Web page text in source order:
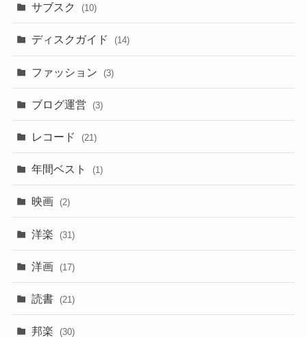
サブスク (10)
ディスクガイド (14)
ファッション (3)
ブログ運営 (3)
レコード (21)
年間ベスト (1)
映画 (2)
洋楽 (31)
洋画 (17)
読書 (21)
邦楽 (30)